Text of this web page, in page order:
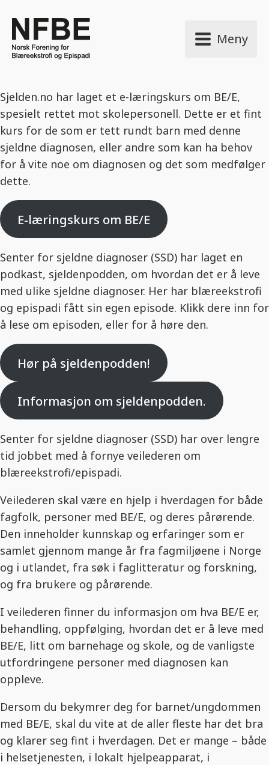
Meny
Sjelden.no har laget et e-læringskurs om BE/E,
spesielt rettet mot skolepersonell. Dette er et fint
kurs for de som er tett rundt barn med denne
sjeldne diagnosen, eller andre som kan ha behov
for å vite noe om diagnosen og det som medfølger
dette.
E-læringskurs om BE/E
Senter for sjeldne diagnoser (SSD) har laget en
podkast, sjeldenpodden, om hvordan det er å leve
med ulike sjeldne diagnoser. Her har blæreekstrofi
og epispadi fått sin egen episode. Klikk dere inn for
å lese om episoden, eller for å høre den.
Hør på sjeldenpodden!
Informasjon om sjeldenpodden.
Senter for sjeldne diagnoser (SSD) har over lengre
tid jobbet med å fornye veilederen om
blæreekstrofi/epispadi.
Veilederen skal være en hjelp i hverdagen for både
fagfolk, personer med BE/E, og deres pårørende.
Den inneholder kunnskap og erfaringer som er
samlet gjennom mange år fra fagmiljøene i Norge
og i utlandet, fra søk i faglitteratur og forskning,
og fra brukere og pårørende.
I veilederen finner du informasjon om hva BE/E er,
behandling, oppfølging, hvordan det er å leve med
BE/E, litt om barnehage og skole, og de vanligste
utfordringene personer med diagnosen kan
oppleve.
Dersom du bekymrer deg for barnet/ungdommen
med BE/E, skal du vite at de aller fleste har det bra
og klarer seg fint i hverdagen. Det er mange – både
i helsetjenesten, i lokalt hjelpeapparat, i